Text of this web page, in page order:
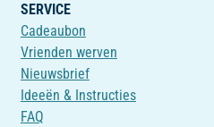
SERVICE
Cadeaubon
Vrienden werven
Nieuwsbrief
Ideeën & Instructies
FAQ